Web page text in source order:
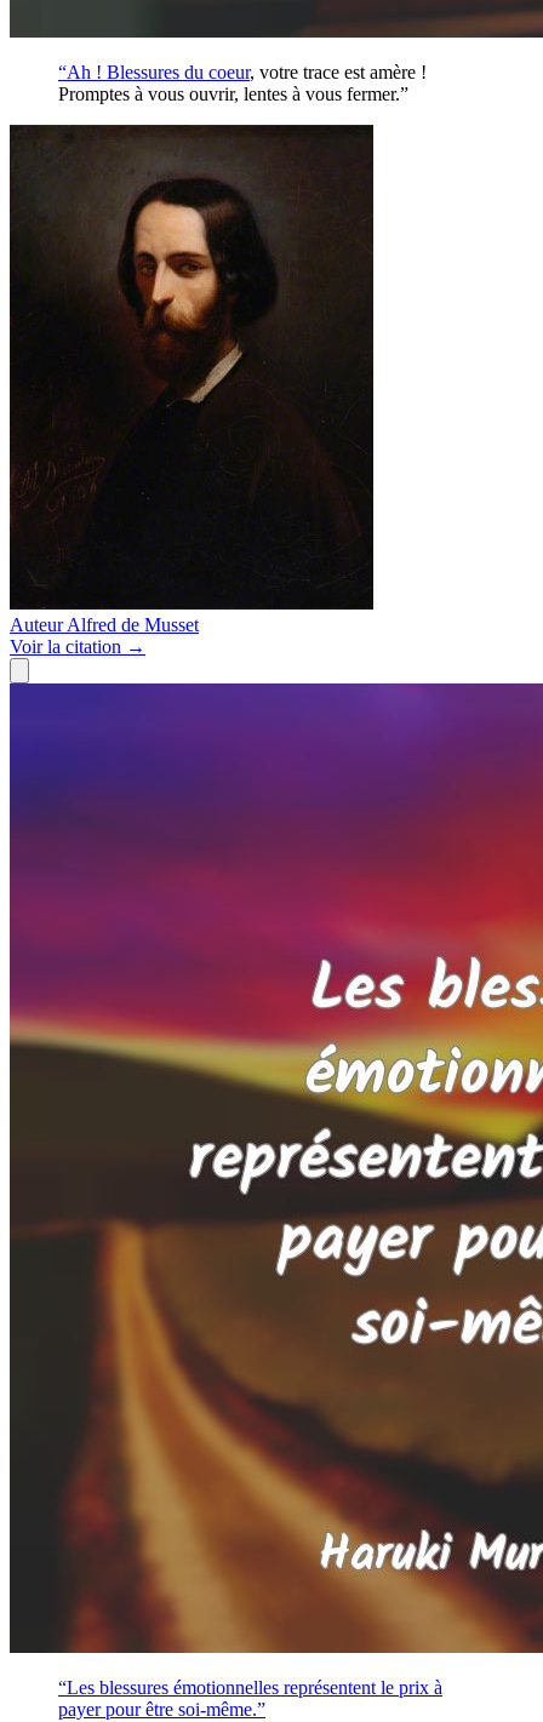
“Ah ! Blessures du coeur, votre trace est amère !
Promptes à vous ouvrir, lentes à vous fermer.”
Auteur Alfred de Musset
Voirla citation →
“Les blessures émotionnelles représentent le prix à
payer pour être soi-même.”